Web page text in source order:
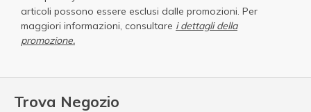
Trova Negozio
articoli possono essere esclusi dalle promozioni. Per
maggiori informazioni, consultare i dettagli della
promozione.